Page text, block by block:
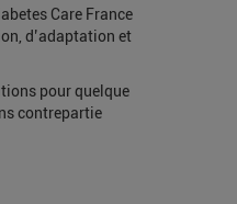
Care France
d’adaptation et
pour quelque
contrepartie